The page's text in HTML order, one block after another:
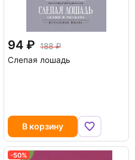
94
188
Слепая лошадь
В корзину
-50%